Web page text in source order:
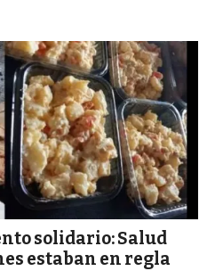
solidario: Salud
estaban en regla